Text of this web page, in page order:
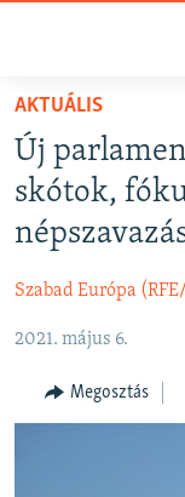
Ugrás
oldalra
Ugrás
tartalomjegyzékre
NAPIRENDEN
AKTUÁLIS
PODCASTOK
ELEMZŐ
NER15
SZABADON
AKTUÁLIS
Új
skótok,
Szabad Európa
2021. május 6.
Megosztás